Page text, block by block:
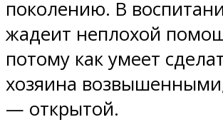
поколению. В
жадеит неплохой
потому как умеет
хозяина
— открытой.